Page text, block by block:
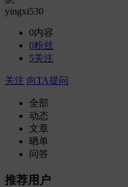
yingxi530
0内容
0粉丝
5关注
关注 向TA提问
全部
动态
文章
晒单
问答
推荐用户